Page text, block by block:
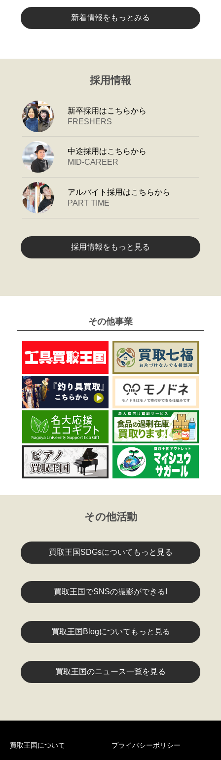
新着情報をもっとみる
採用情報
新卒採用はこちらから
FRESHERS
中途採用はこちらから
MID-CAREER
アルバイト採用はこちらから
PART TIME
採用情報をもっと見る
その他事業
その他活動
買取王国SDGsについてもっと見る
買取王国でSNSの撮影ができる!
買取王国Blogについてもっと見る
買取王国のニュース一覧を見る
買取王国について プライバシーポリシー